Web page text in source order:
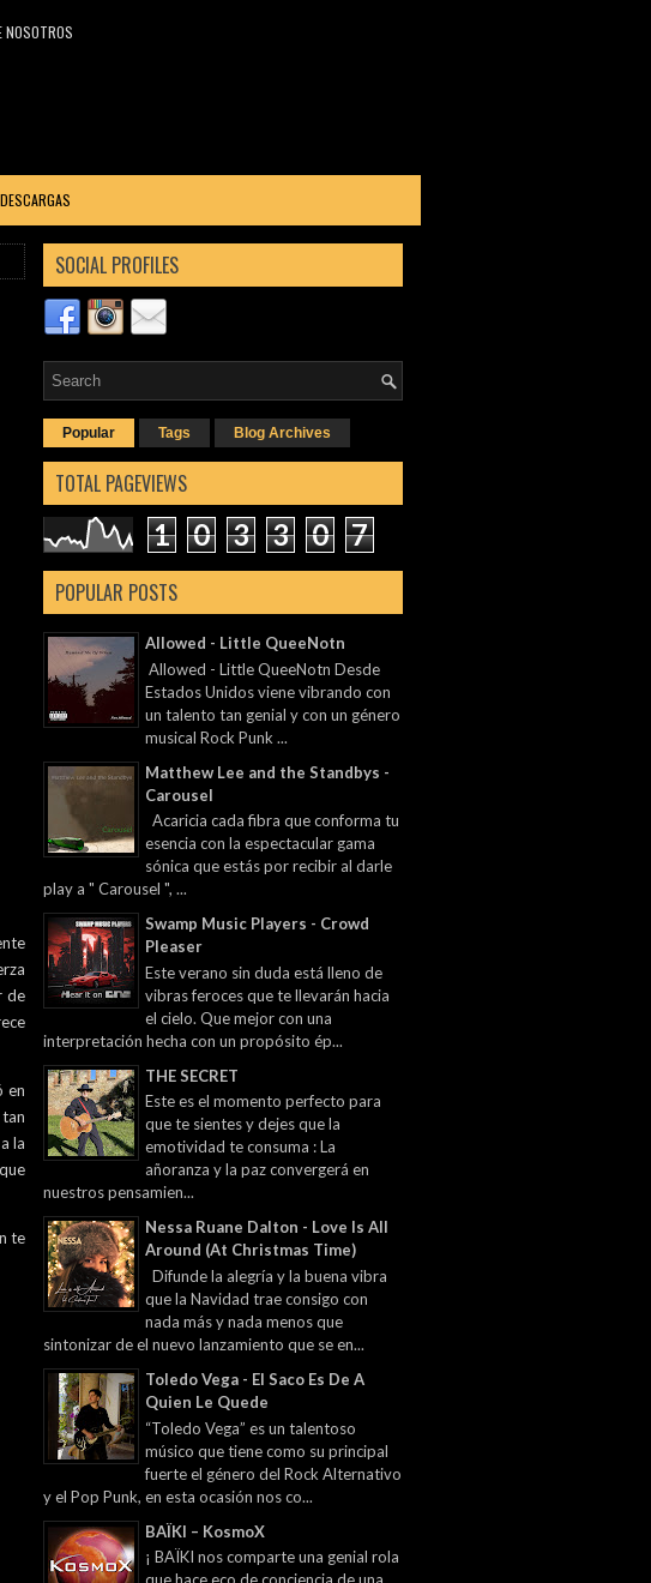
NOSOTROS
DESCARGAS
de
en
la
te
SOCIAL PROFILES
Popular Tags Blog Archives
TOTAL PAGEVIEWS
1 0 3 3 0 7
POPULAR POSTS
Allowed - Little QueeNotn
Allowed - Little QueeNotn Desde
Estados Unidos viene vibrando con
un talento tan genial y con un género
musical Rock Punk ...
Matthew Lee and the Standbys -
Carousel
Acaricia cada fibra que conforma tu
esencia con la espectacular gama
sónica que estás por recibir al darle
play a " Carousel ", ...
Swamp Music Players - Crowd
Pleaser
Este verano sin duda está lleno de
vibras feroces que te llevarán hacia
el cielo. Que mejor con una
interpretación hecha con un propósito ép...
THE SECRET
Este es el momento perfecto para
que te sientes y dejes que la
emotividad te consuma : La
añoranza y la paz convergerá en
nuestros pensamien...
Nessa Ruane Dalton - Love Is All
Around (At Christmas Time)
Difunde la alegría y la buena vibra
que la Navidad trae consigo con
nada más y nada menos que
sintonizar de el nuevo lanzamiento que se en...
Toledo Vega - El Saco Es De A
Quien Le Quede
“Toledo Vega” es un talentoso
músico que tiene como su principal
fuerte el género del Rock Alternativo
y el Pop Punk, en esta ocasión nos co...
BAÏKI – KosmoX
¡ BAÏKI nos comparte una genial rola